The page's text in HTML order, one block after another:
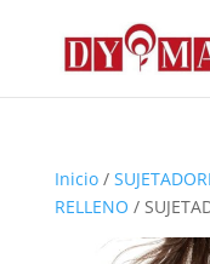
Inicio/
RELLENO /